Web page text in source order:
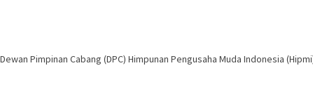
Pimpinan Cabang (DPC) Himpunan Pengusaha Muda Indonesia